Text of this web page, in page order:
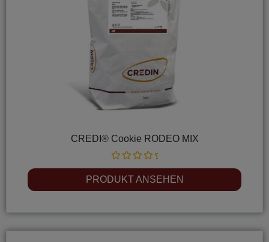
CREDI® Cookie RODEO MIX
Rated
0
out
of
PRODUKT ANSEHEN